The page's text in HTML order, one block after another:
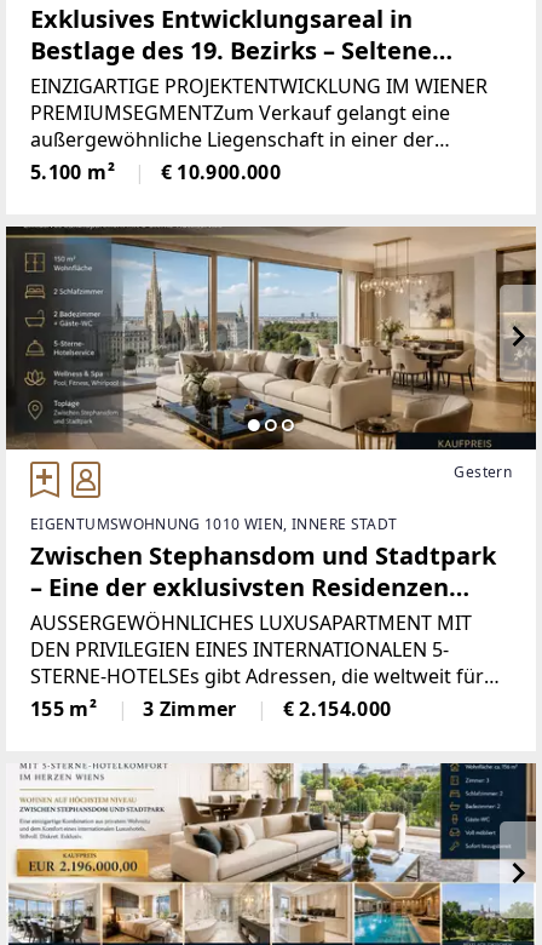
Exklusives Entwicklungsareal in
Bestlage des 19. Bezirks – Seltene
Investitionschance mit großem
Potenzial
EINZIGARTIGE PROJEKTENTWICKLUNG IM WIENER
PREMIUMSEGMENTZum Verkauf gelangt eine
außergewöhnliche Liegenschaft in einer der
begehrtesten Villenlagen des 19. Wiener
Gemeindebezirks. Das rund 5.100 m² große
5.100 m² € 10.900.000
Gestern
EIGENTUMSWOHNUNG 1010 WIEN, INNERE STADT
Zwischen Stephansdom und Stadtpark
– Eine der exklusivsten Residenzen
Wiens
AUSSERGEWÖHNLICHES LUXUSAPARTMENT MIT
DEN PRIVILEGIEN EINES INTERNATIONALEN 5-
STERNE-HOTELSEs gibt Adressen, die weltweit für
Eleganz, Prestige und Lebensqualität stehen. Dieses
außergewöhnliche Luxusapartment befindet sich in
155 m² 3 Zimmer € 2.154.000